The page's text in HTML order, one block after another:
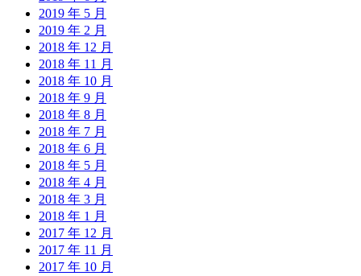
2019 年 5 月
2019 年 2 月
2018 年 12 月
2018 年 11 月
2018 年 10 月
2018 年 9 月
2018 年 8 月
2018 年 7 月
2018 年 6 月
2018 年 5 月
2018 年 4 月
2018 年 3 月
2018 年 1 月
2017 年 12 月
2017 年 11 月
2017 年 10 月